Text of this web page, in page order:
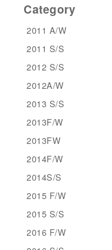
Category
2011 A/W
2011 S/S
2012 S/S
2012A/W
2013 S/S
2013F/W
2013FW
2014F/W
2014S/S
2015 F/W
2015 S/S
2016 F/W